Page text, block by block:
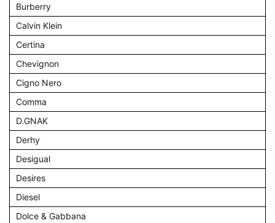
Burberry
Calvin Klein
Certina
Chevignon
Cigno Nero
Comma
D.GNAK
Derhy
Desigual
Desires
Diesel
Dolce & Gabbana